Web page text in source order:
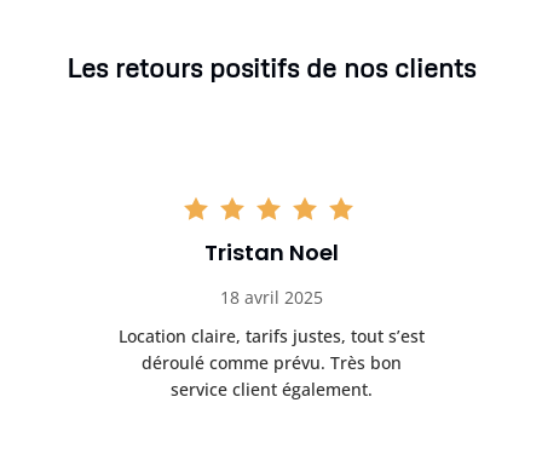
Les retours positifs de nos clients
Tristan Noel
18 avril 2025
Location claire, tarifs justes, tout s’est
déroulé comme prévu. Très bon
service client également.